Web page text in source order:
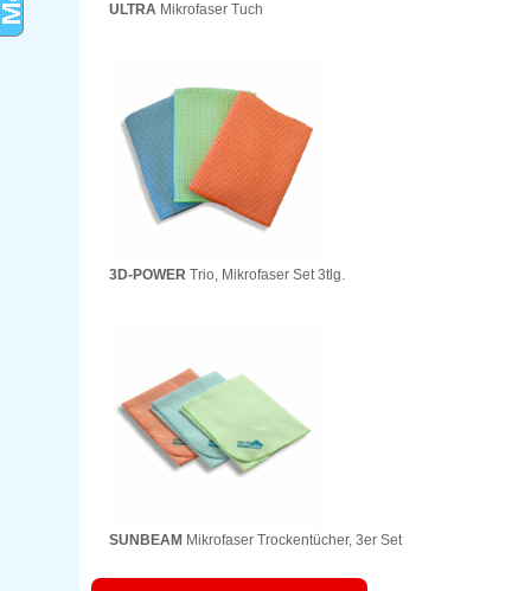
ULTRA Mikrofaser Tuch
3D-POWER Trio, Mikrofaser Set 3tlg.
SUNBEAM Mikrofaser Trockentücher, 3er Set